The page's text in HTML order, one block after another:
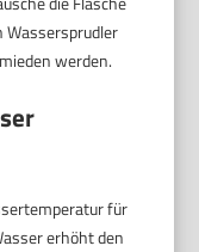
Wassersprudler
werden.
für
erhöht den